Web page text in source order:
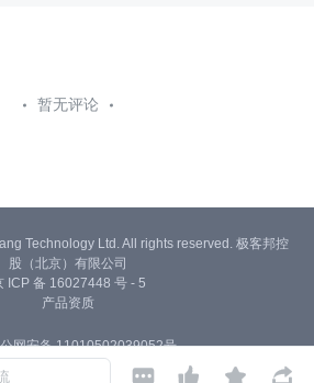
暂无评论
   
Technology Ltd. All rights reserved. 极客邦控
股（北京）有限公司
ICP 备 16027448 号 - 5
产品资质
网安备 11010502039052号